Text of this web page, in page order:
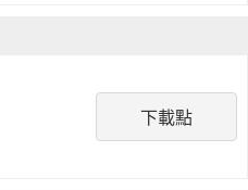
下載點